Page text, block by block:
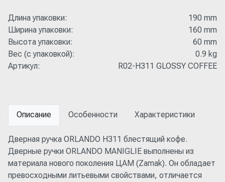
Длина упаковки:
190 mm
Ширина упаковки:
160 mm
Высота упаковки:
60 mm
Вес (с упаковкой):
0.9 kg
Артикул:
R02-H311 GLOSSY COFFEE
Описание Особенности Характеристики
Дверная ручка ORLANDO H311 блестящий кофе.
Дверные ручки ORLANDO MANIGLIE выполнены из
материала нового поколения ЦАМ (Zamak). Он обладает
превосходными литьевыми свойствами, отличается